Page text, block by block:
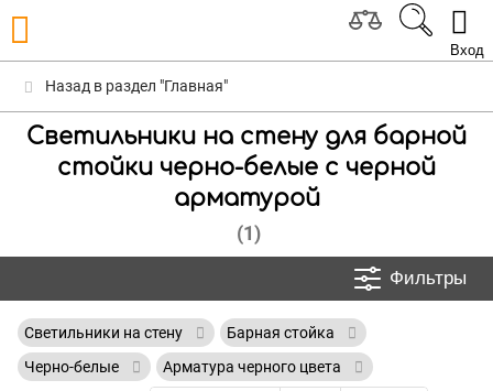
Вход
Назад в раздел "Главная"
Светильники на стену для барной
стойки черно-белые с черной
арматурой
(1)
Фильтры
Светильники на стену
Барная стойка
Черно-белые
Арматура черного цвета